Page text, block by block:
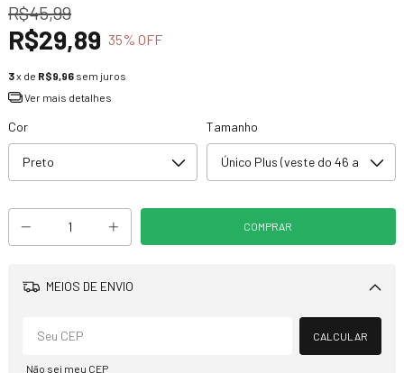
R$45,99
R$29,89 35% OFF
3x de R$9,96 sem juros
Ver mais detalhes
Cor Tamanho
MEIOS DE ENVIO
Alterar CEP
CALCULAR
Não sei meu CEP